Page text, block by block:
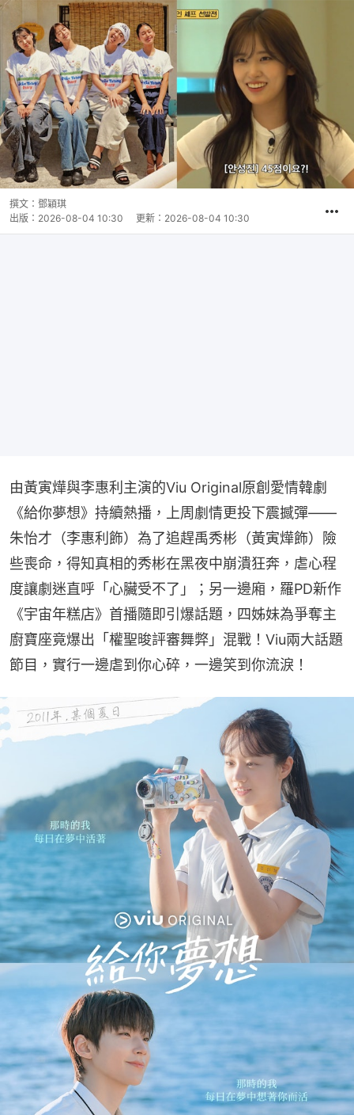
撰文： 鄧穎琪
出版： 2026-08-04 10:30 更新： 2026-08-04 10:30
由黃寅燁與李惠利主演的Viu Original原創愛情韓劇
《給你夢想》持續熱播，上周劇情更投下震撼彈——
朱怡才（李惠利飾）為了追趕禹秀彬（黃寅燁飾）險
些喪命，得知真相的秀彬在黑夜中崩潰狂奔，虐心程
度讓劇迷直呼「心臟受不了」；另一邊廂，羅PD新作
《宇宙年糕店》首播隨即引爆話題，四姊妹為爭奪主
廚寶座竟爆出「權聖晙評審舞弊」混戰！Viu兩大話題
節目，實行一邊虐到你心碎，一邊笑到你流淚！